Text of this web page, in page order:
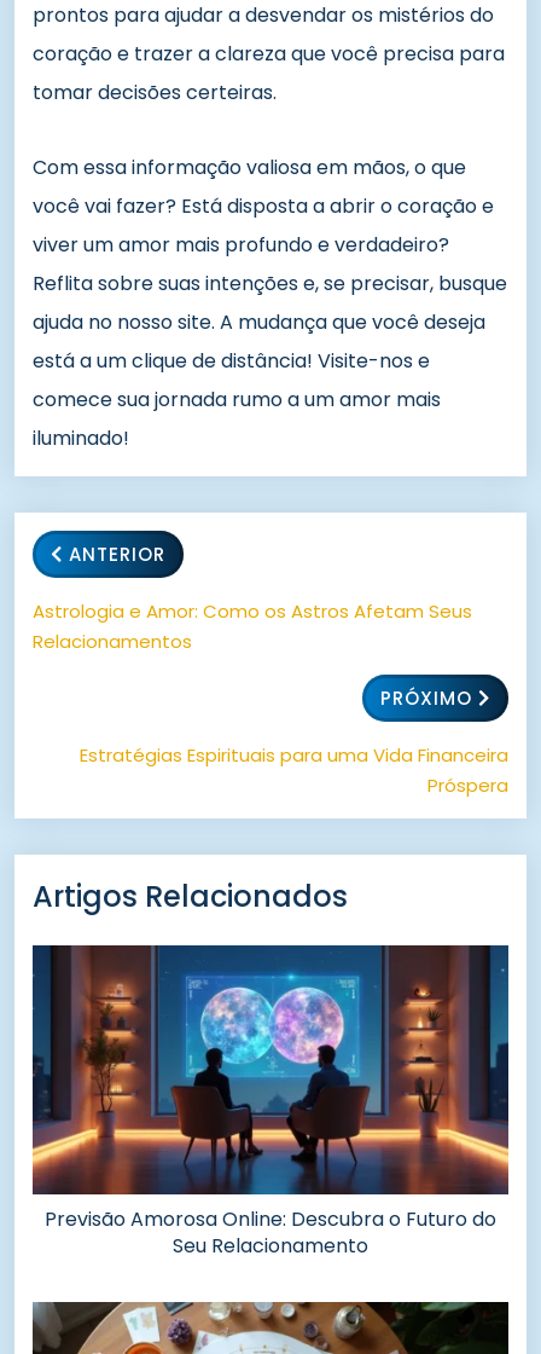
prontos para ajudar a desvendar os mistérios do
coração e trazer a clareza que você precisa para
tomar decisões certeiras.
Com essa informação valiosa em mãos, o que
você vai fazer? Está disposta a abrir o coração e
viver um amor mais profundo e verdadeiro?
Reflita sobre suas intenções e, se precisar, busque
ajuda no nosso site. A mudança que você deseja
está a um clique de distância! Visite-nos e
comece sua jornada rumo a um amor mais
iluminado!
ANTERIOR
Astrologia e Amor: Como os Astros Afetam Seus
Relacionamentos
PRÓXIMO
Estratégias Espirituais para uma Vida Financeira
Próspera
Artigos Relacionados
Previsão Amorosa Online: Descubra o Futuro do
Seu Relacionamento